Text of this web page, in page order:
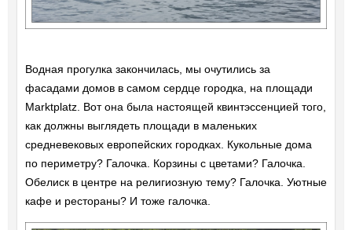
Водная прогулка закончилась, мы очутились за
фасадами домов в самом сердце городка, на площади
Marktplatz. Вот она была настоящей квинтэссенцией того,
как должны выглядеть площади в маленьких
средневековых европейских городках. Кукольные дома
по периметру? Галочка. Корзины с цветами? Галочка.
Обелиск в центре на религиозную тему? Галочка. Уютные
кафе и рестораны? И тоже галочка.